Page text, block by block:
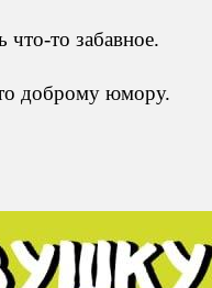
что-то забавное.
доброму юмору.